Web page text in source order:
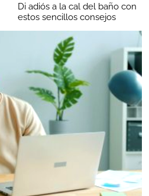
Di adiós a la cal del baño con
estos sencillos consejos